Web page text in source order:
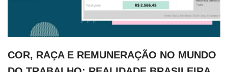
COR, RAÇA E REMUNERAÇÃO NO MUNDO